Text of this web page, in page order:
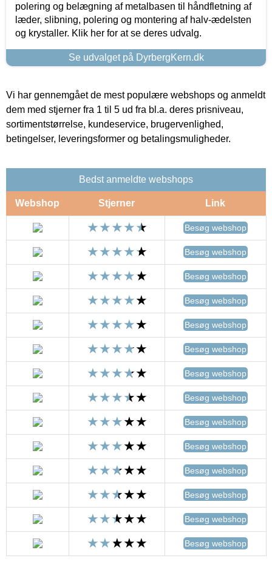
polering og belægning af metalbasen til håndfletning af
læder, slibning, polering og montering af halv-ædelsten
og krystaller. Klik her for at se deres udvalg.
Se udvalget på DyrbergKern.dk
Vi har gennemgået de mest populære webshops og anmeldt
dem med stjerner fra 1 til 5 ud fra bl.a. deres prisniveau,
sortimentstørrelse, kundeservice, brugervenlighed,
betingelser, leveringsformer og betalingsmuligheder.
Bedst anmeldte webshops
Webshop Stjerner Link
Besøg webshop
Besøg webshop
Besøg webshop
Besøg webshop
Besøg webshop
Besøg webshop
Besøg webshop
Besøg webshop
Besøg webshop
Besøg webshop
Besøg webshop
Besøg webshop
Besøg webshop
Besøg webshop